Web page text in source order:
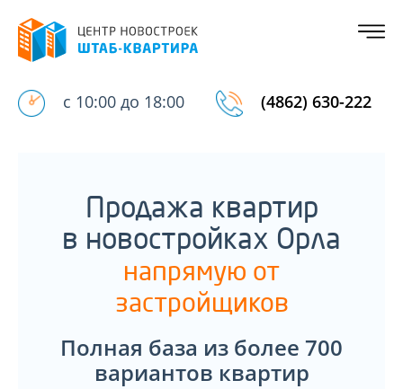
с 10:00 до 18:00 (4862) 630-222
Продажа квартир
в новостройках Орла
напрямую от
застройщиков
Полная база из более 700
вариантов квартир